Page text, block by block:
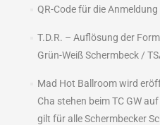
QR-Code für die
T.D.R. – Auflösung der
Grün-Weiß Schermbeck /
Mad Hot Ballroom wird
Cha stehen beim TC GW
gilt für alle Schermbecker